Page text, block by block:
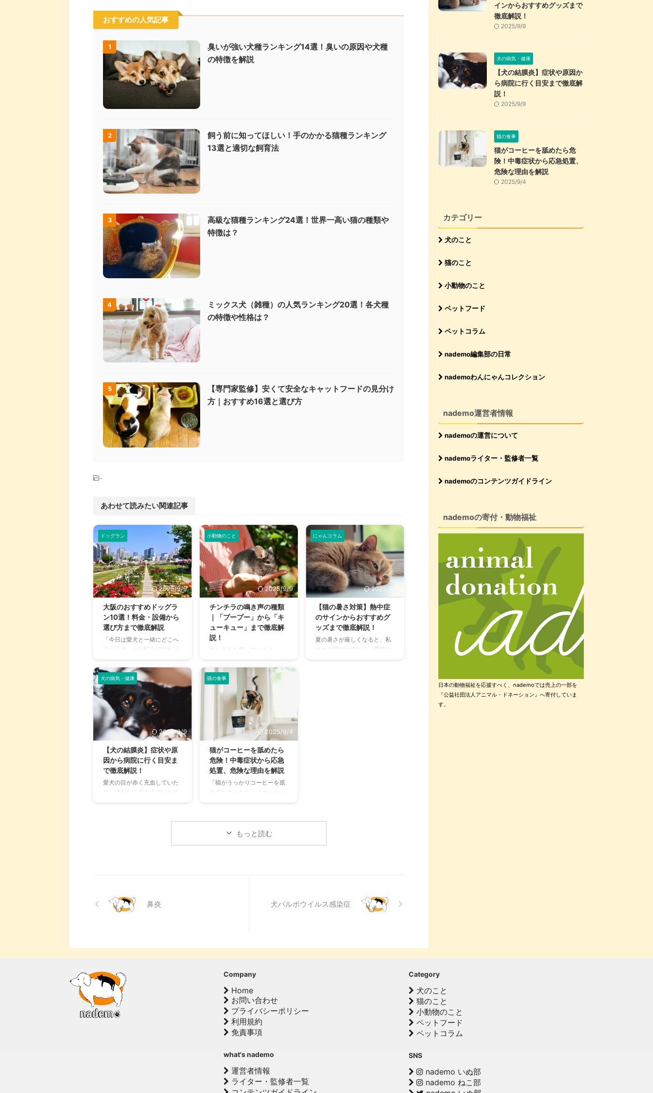
おすすめの人気記事
1
臭いが強い犬種ランキング14選！臭いの原因や犬種
の特徴を解説
2
飼う前に知ってほしい！手のかかる猫種ランキング
13選と適切な飼育法
3
高級な猫種ランキング24選！世界一高い猫の種類や
特徴は？
4
ミックス犬（雑種）の人気ランキング20選！各犬種
の特徴や性格は？
5
【専門家監修】安くて安全なキャットフードの見分け
方｜おすすめ16選と選び方
-
あわせて読みたい関連記事
ドッグラン
2025/9/9
大阪のおすすめドッグラ
ン10選！料金・設備から
選び方まで徹底解説
「今日は愛犬と一緒にどこへ
行こう？」とお悩みではあり
ませんか？大阪には、広大な
敷地でのびのびと遊べるドッ
グランから、都心でアクセス
しやすい便利な施設まで、魅
力的なドッグランがたくさん
あります。 しかし、「初めて
ドッグランに行くから不安」
「どの施設が愛犬に合ってい
るかわからない」という方も
多いのではないでしょうか。
この記事では、大阪府内にあ
る人気のドッグランを厳選
し、料金、広さ、利用条件、
設備など、気になる情報を網
小動物のこと
2025/9/9
チンチラの鳴き声の種類
｜「プープー」から「キ
ューキュー」まで徹底解
説！
チンチラを飼っていると、
「プープー」「キューキュ
ー」など、さまざまな鳴き声
が聞こえてくることがありま
すよね。 チンチラは犬や猫の
ように鳴き声で感情を表現す
るため、その鳴き声の意味を
理解することは、愛チンチラ
との関係を深める上で非常に
大切です。 この記事では、チ
ンチラの代表的な鳴き声の種
類とその意味を詳しく解説し
ます。 さらに、鳴き声からわ
かるストレスや病気のサイ
ン、チンチラが鳴く理由を理
り良いコミュニ ...
にゃんコラム
2025/9/9
【猫の暑さ対策】熱中症
のサインからおすすめグ
ッズまで徹底解説！
夏の暑さが厳しくなると、私
たち人間だけでなく、愛猫の
健康も気になりますよね。特
犬の病気・健康
2025/9/9
【犬の結膜炎】症状や原
因から病院に行く目安ま
で徹底解説！
愛犬の目が赤く充血していた
り、涙がたくさん出ていたり
すると、心配になりますよ
「結膜炎」かもしれません。
た、「もしかして結膜炎か
も？」と思ったときに、すぐ
この記事を読んで、愛犬の目
の健康を守るための知識を身
猫の食事
2025/9/4
猫がコーヒーを舐めたら
危険！中毒症状から応急
処置、危険な理由を解説
「猫がうっかりコーヒーを舐
めてしまった！」「コーヒー
を飲んでしまったかもしれな
冷静に対応できますか？ 私た
ちにとって身近な飲み物であ
誤飲してしまった際に現れる
く解説します。 この記事の結
論 猫にとってコーヒーに含ま
もっと読む
鼻炎 犬パルボウイルス感染症
インからおすすめグッズまで
徹底解説！
2025/9/9
犬の病気・健康
【犬の結膜炎】症状や原因か
ら病院に行く目安まで徹底解
説！
2025/9/9
猫の食事
猫がコーヒーを舐めたら危
険！中毒症状から応急処置、
危険な理由を解説
2025/9/4
カテゴリー
犬のこと
猫のこと
小動物のこと
ペットフード
ペットコラム
nademo編集部の日常
nademoわんにゃんコレクション
nademo運営者情報
nademoの運営について
nademoライター・監修者一覧
nademoのコンテンツガイドライン
nademoの寄付・動物福祉
日本の動物福祉を応援すべく、nademoでは売上の一部を
『公益社団法人アニマル・ドネーション』へ寄付していま
す。
Company
Home
お問い合わせ
プライバシーポリシー
利用規約
免責事項
what's nademo
運営者情報
ライター・監修者一覧
Category
犬のこと
猫のこと
小動物のこと
ペットフード
ペットコラム
SNS
nademo いぬ部
nademo ねこ部